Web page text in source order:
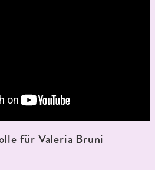
für Valeria Bruni